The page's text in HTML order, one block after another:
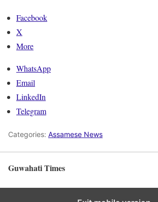
Facebook
X
More
WhatsApp
Email
LinkedIn
Telegram
Categories: Assamese News
Guwahati Times